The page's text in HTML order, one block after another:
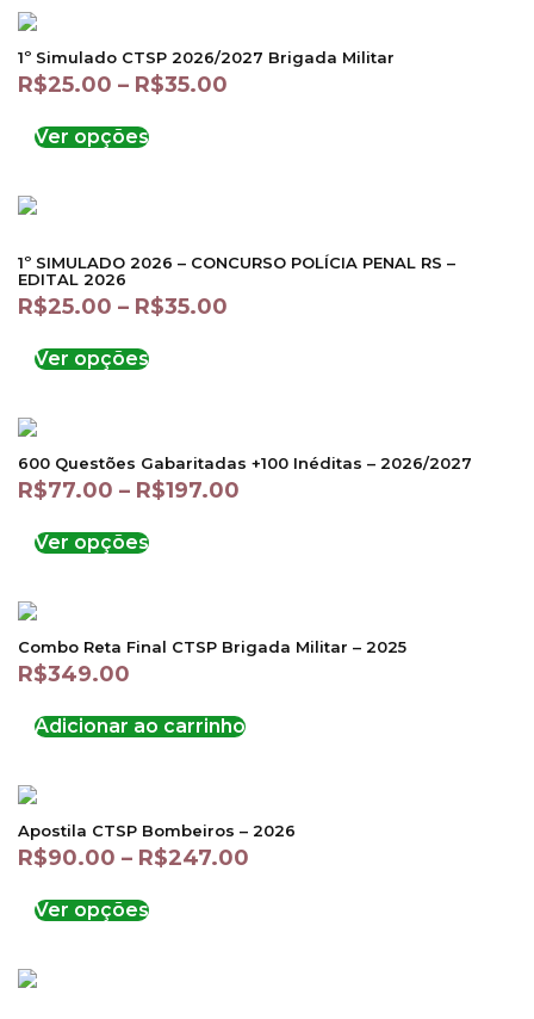
1º Simulado CTSP 2026/2027 Brigada Militar
R$25.00 – R$35.00
Ver opções
1º SIMULADO 2026 – CONCURSO POLÍCIA PENAL RS –
EDITAL 2026
R$25.00 – R$35.00
Ver opções
600 Questões Gabaritadas +100 Inéditas – 2026/2027
R$77.00 – R$197.00
Ver opções
Combo Reta Final CTSP Brigada Militar – 2025
R$349.00
Adicionar ao carrinho
Apostila CTSP Bombeiros – 2026
R$90.00 – R$247.00
Ver opções